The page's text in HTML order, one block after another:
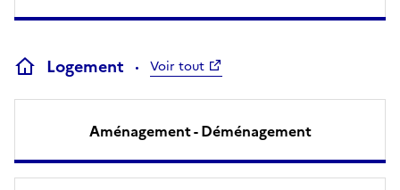
Logement Voir tout
Aménagement - Déménagement